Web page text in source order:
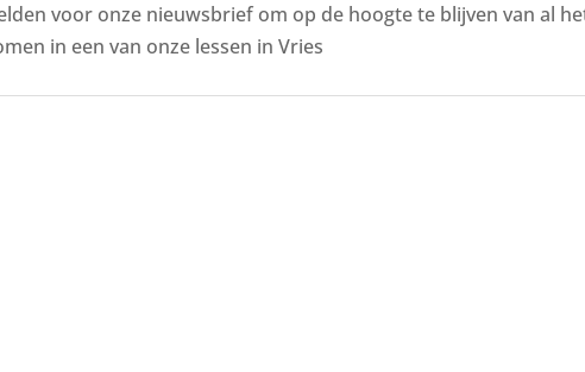
voor onze nieuwsbrief om op de hoogte te blijven van al
in een van onze lessen in Vries